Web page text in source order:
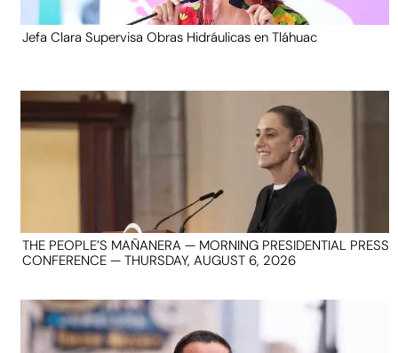
Jefa Clara Supervisa Obras Hidráulicas en Tláhuac
THE PEOPLE’S MAÑANERA — MORNING PRESIDENTIAL PRESS
CONFERENCE — THURSDAY, AUGUST 6, 2026